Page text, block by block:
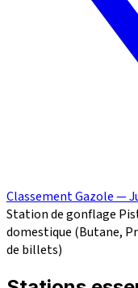
Classement Gazole —
Station de gonflage
domestique (Butane,
de billets)